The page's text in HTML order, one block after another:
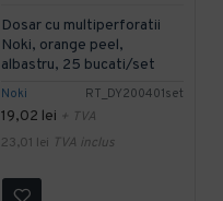
Noki RT_DY200401set
Dosar cu multiperforatii
Noki, orange peel,
albastru, 25 bucati/set
19,02 lei + TVA
23,01 lei TVA inclus